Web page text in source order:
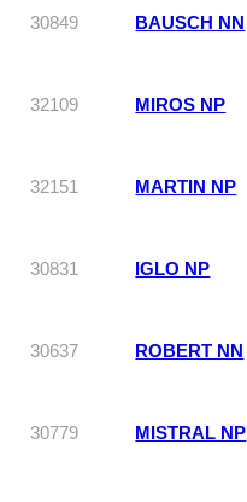
30849 BAUSCH NN
32109 MIROS NP
32151 MARTIN NP
30831 IGLO NP
30637 ROBERT NN
30779 MISTRAL NP